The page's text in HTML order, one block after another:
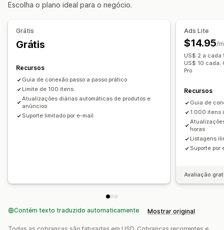
Etiquetas personalizadas
Regras personalizadas
Em vários idiomas
Segmentação de coleção
Gerenciamento de feed
Sincronização de produto Edição em massa
Atualizações da loja
Sincronização programada
Validação de erros
Seleção de produtos Atendimento ao estoque
Gerenciamento de Número global de item comercial
Escolha o plano ideal para o negócio.
Grátis
Grátis
Recursos
Guia de conexão passo a passo prático
Limite de 100 itens
Atualizações diárias automáticas de produtos e
anúncios
Suporte limitado por e-mail
Ads Lite
$14.95/
US$ 2 a cada
US$ 10 cada;
Pro
Recursos
Guia de
1.000 itens
horas
Listagens
Suporte por
Avaliação
Contém texto traduzido automaticamente Mostrar original